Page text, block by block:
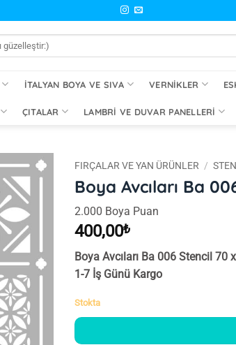
İTALYAN BOYA VE SIVA VERNIKLER
ÇITALAR LAMBRI VE DUVAR PANELLERI
İstek
Listeme
Ekle
FIRÇALAR VE YAN ÜRÜNLER /
Boya Avcıları Ba
2.000 Boya Puan
400,00₺
Boya Avcıları Ba 006 Stencil 70
1-7 İş Günü Kargo
Stokta